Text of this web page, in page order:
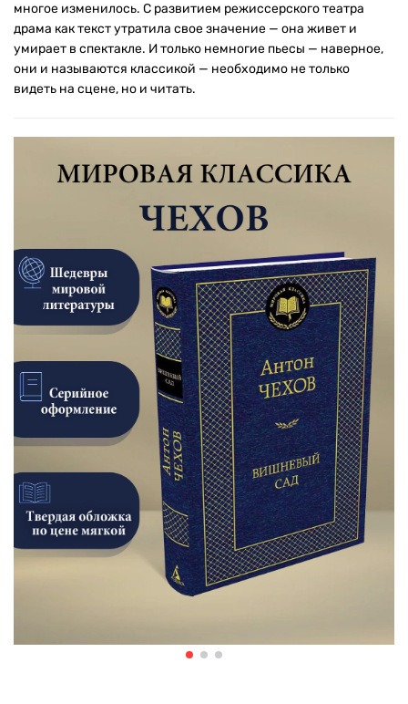
многое изменилось. С развитием режиссерского театра
драма как текст утратила свое значение — она живет и
умирает в спектакле. И только немногие пьесы — наверное,
они и называются классикой — необходимо не только
видеть на сцене, но и читать.